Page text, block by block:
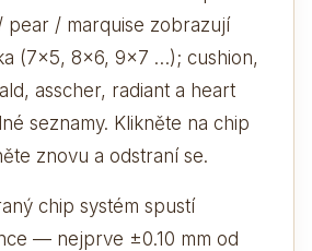
pear / marquise zobrazují
(7×5, 8×6, 9×7 …); cushion,
asscher, radiant a heart
seznamy. Klikněte na chip
znovu a odstraní se.
chip systém spustí
— nejprve ±0.10 mm od